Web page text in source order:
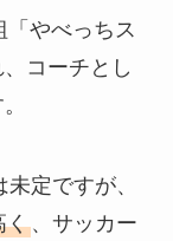
やべっちス
コーチとし
定ですが、
く、サッカー